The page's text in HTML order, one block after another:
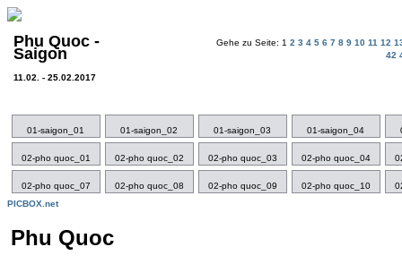
Phu Quoc -
Saigon
11.02. - 25.02.2017
Gehe zu Seite: 123456789101112
42
01-saigon_01 01-saigon_02 01-saigon_03 01-saigon_04
02-pho quoc_01 02-pho quoc_02 02-pho quoc_03 02-pho quoc_04
02-pho quoc_07 02-pho quoc_08 02-pho quoc_09 02-pho quoc_10
PICBOX.net
Phu Quoc